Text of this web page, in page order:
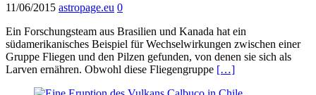
11/06/2015 astropage.eu 0
Ein Forschungsteam aus Brasilien und Kanada hat ein
südamerikanisches Beispiel für Wechselwirkungen zwischen einer
Gruppe Fliegen und den Pilzen gefunden, von denen sie sich als
Larven ernähren. Obwohl diese Fliegengruppe […]